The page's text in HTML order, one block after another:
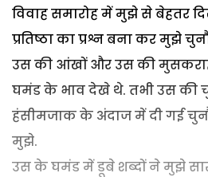
विवाह समारोह में मुझे से बेहतर
प्रतिष्ठा का प्रश्न बना कर मुझे
उस की आंखों और उस की
घमंड के भाव देखे थे. तभी उस की
हंसीमजाक के अंदाज में दी गई
मुझे.
उस के घमंड में डूबे शब्दों ने मुझे